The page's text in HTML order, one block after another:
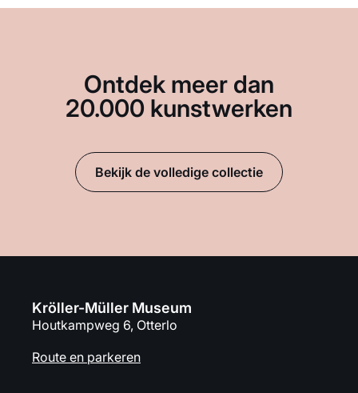
Ontdek meer dan
20.000 kunstwerken
Bekijk de volledige collectie
Kröller-Müller Museum
Houtkampweg 6, Otterlo
Route en parkeren